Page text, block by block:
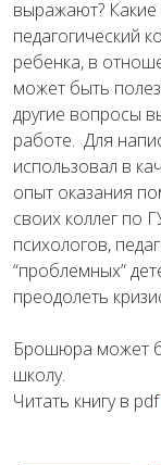
выражают?
педагогический
ребенка, в
может быть
другие вопросы
работе. Для
использовал в
опыт оказания
своих коллег по
психологов,
“проблемных”
преодолеть
Брошюра может
школу.
Читать книгу в pdf